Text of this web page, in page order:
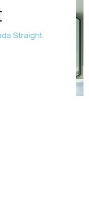
Straight